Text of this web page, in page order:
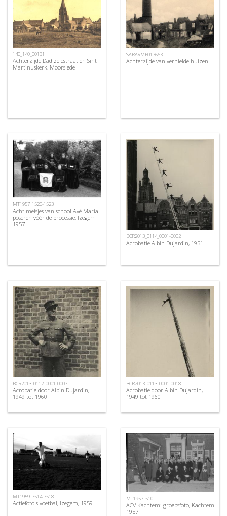
140_140_00131
Achterzijde Dadizelestraat en Sint-
Martinuskerk, Moorslede
SARAVMF017663
Achterzijde van vernielde huizen
MT1957_1520-1523
Acht meisjes van school Avé Maria
poseren vóór de processie, Izegem
1957
BCR2013_0114_0001-0002
Acrobatie Albin Dujardin, 1951
BCR2013_0112_0001-0007
Acrobatie door Albin Dujardin,
1949 tot 1960
BCR2013_0113_0001-0018
Acrobatie door Albin Dujardin,
1949 tot 1960
MT1959_7514-7518
Actiefoto's voetbal, Izegem, 1959
MT1957_510
ACV Kachtem: groepsfoto, Kachtem
1957